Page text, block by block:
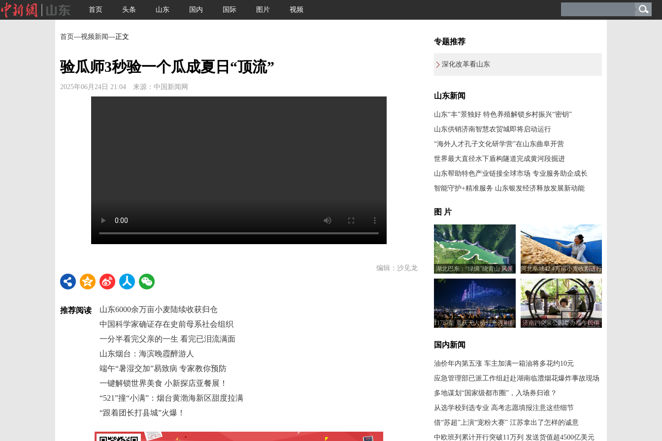
首页 头条 山东 国内 国际 图片 视频
首页—视频新闻—正文
验瓜师3秒验一个瓜成夏日“顶流”
2025年06月24日 21:04 来源：中国新闻网
编辑：沙见龙
推荐阅读
山东6000余万亩小麦陆续收获归仓
中国科学家确证存在史前母系社会组织
一分半看完父亲的一生 看完已泪流满面
山东烟台：海滨晚霞醉游人
端午“暑湿交加”易致病 专家教你预防
一键解锁世界美食 小新探店亚餐展！
“521”撞“小满”：烟台黄渤海新区甜度拉满
“跟着团长打县城”火爆！
专题推荐
深化改革看山东
山东新闻
山东“丰”景独好 特色养殖解锁乡村振兴“密钥”
山东供销济南智慧农贸城即将启动运行
“海外人才孔子文化研学营”在山东曲阜开营
世界最大直径水下盾构隧道完成黄河段掘进
山东帮助特色产业链接全球市场 专业服务助企成长
智能守护+精准服务 山东银发经济释放发展新动能
图 片
湖北巴东：“绿绸”绕青山 风景
如画卷
河北阜城42.4万亩小麦收割进行
时
11787架 重庆无人机灯光秀刷新
济南趵突泉公园举办端午民俗
国内新闻
油价年内第五涨 车主加满一箱油将多花约10元
应急管理部已派工作组赶赴湖南临澧烟花爆炸事故现场
多地谋划“国家级都市圈”，入场券归谁？
从选学校到选专业 高考志愿填报注意这些细节
借“苏超”上演“宠粉大赛” 江苏拿出了怎样的诚意
中欧班列累计开行突破11万列 发送货值超4500亿美元